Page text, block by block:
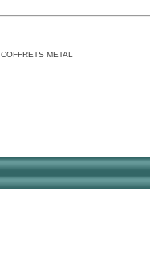
COFFRETS METAL